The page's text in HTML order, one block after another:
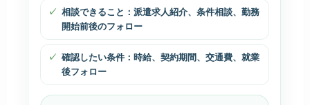
相談できること：派遣求人紹介、条件相談、勤務
開始前後のフォロー
確認したい条件：時給、契約期間、交通費、就業
後フォロー